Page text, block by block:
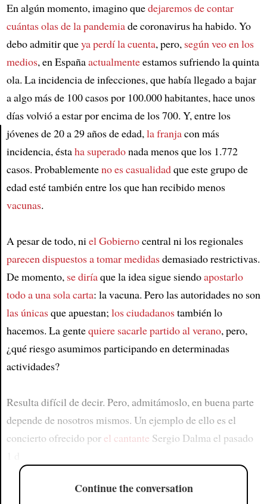
En algún momento, imagino quedejaremos de contar
cuántas olas de la pandemiade coronavirus ha habido. Yo
debo admitir queya perdí la cuenta, pero, según veo en los
medios, en Españaactualmenteestamos sufriendo la quinta
ola. La incidencia de infecciones, que había llegado a bajar
a algo más de 100 casos por 100.000 habitantes, hace unos
días volvió a estar por encima de los 700. Y, entre los
jóvenes de 20 a 29 años de edad,la franjacon más
incidencia, éstaha superadonada menos que los 1.772
casos. Probablementeno es casualidadque este grupo de
edad esté también entre los que han recibido menos
vacunas.
A pesar de todo, niel Gobiernocentral ni los regionales
parecen dispuestos a tomar medidasdemasiado restrictivas.
De momento, se diríaque la idea sigue siendoapostarlo
todo a una sola carta: la vacuna. Pero las autoridades no son
las únicasque apuestan; los ciudadanostambién lo
hacemos. La gentequiere sacarle partido al verano, pero,
¿qué riesgo asumimos participando en determinadas
actividades?
Resulta difícil de decir. Pero, admitámoslo, en buena parte
depende de nosotros mismos. Un ejemplo de ello es el
concierto ofrecido por el cantante Sergio Dalma el pasado
Continue the conversation